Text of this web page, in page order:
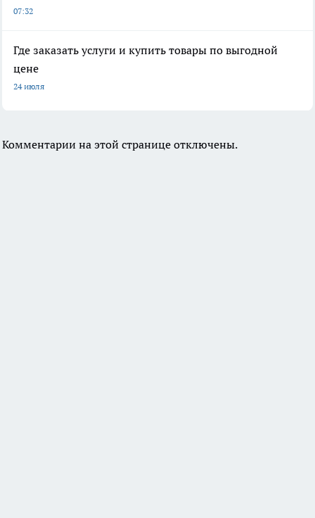
07:32
Где заказать услуги и купить товары по выгодной
цене
24 июля
Комментарии на этой странице отключены.